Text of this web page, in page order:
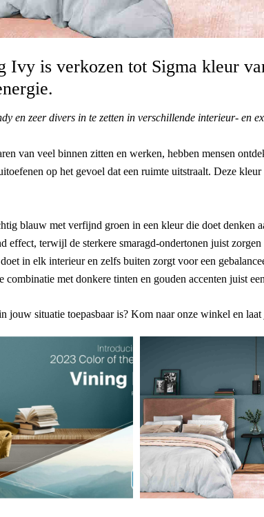
Ivy is verkozen tot Sigma kleur
en zeer divers in te zetten in verschillende interieur- en
van veel binnen zitten en werken, hebben mensen
op het gevoel dat een ruimte uitstraalt. Deze
blauw met verfijnd groen in een kleur die doet denken
effect, terwijl de sterkere smaragd-ondertonen juist
in elk interieur en zelfs buiten zorgt voor een
met donkere tinten en gouden accenten juist
jouw situatie toepasbaar is? Kom naar onze winkel en laat